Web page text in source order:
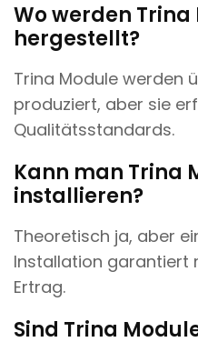
Wo werden
hergestellt?
Trina Module werden
produziert, aber sie
Qualitätsstandards.
Kann man Trina
installieren?
Theoretisch ja, aber
Installation garantiert
Ertrag.
Sind Trina